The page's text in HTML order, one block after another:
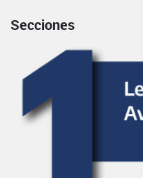
Secciones